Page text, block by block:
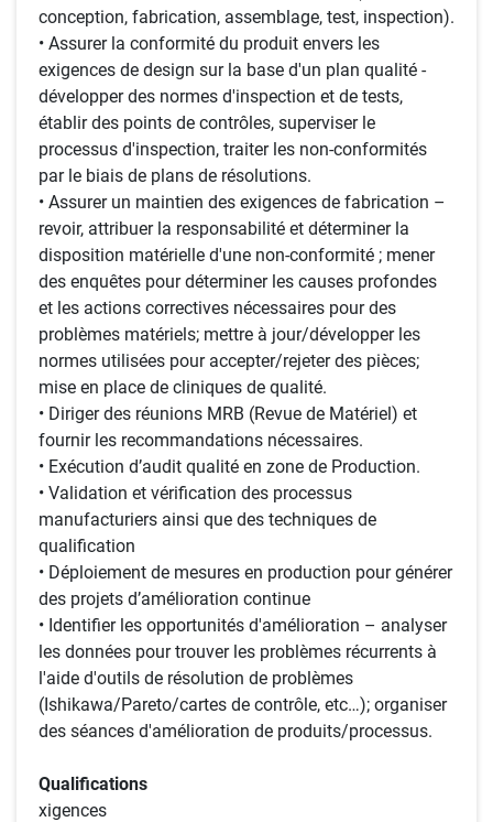
conception, fabrication, assemblage, test, inspection).
• Assurer la conformité du produit envers les
exigences de design sur la base d'un plan qualité -
développer des normes d'inspection et de tests,
établir des points de contrôles, superviser le
processus d'inspection, traiter les non-conformités
par le biais de plans de résolutions.
• Assurer un maintien des exigences de fabrication –
revoir, attribuer la responsabilité et déterminer la
disposition matérielle d'une non-conformité ; mener
des enquêtes pour déterminer les causes profondes
et les actions correctives nécessaires pour des
problèmes matériels; mettre à jour/développer les
normes utilisées pour accepter/rejeter des pièces;
mise en place de cliniques de qualité.
• Diriger des réunions MRB (Revue de Matériel) et
fournir les recommandations nécessaires.
• Exécution d’audit qualité en zone de Production.
• Validation et vérification des processus
manufacturiers ainsi que des techniques de
qualification
• Déploiement de mesures en production pour générer
des projets d’amélioration continue
• Identifier les opportunités d'amélioration – analyser
les données pour trouver les problèmes récurrents à
l'aide d'outils de résolution de problèmes
(Ishikawa/Pareto/cartes de contrôle, etc…); organiser
des séances d'amélioration de produits/processus.
Qualifications
xigences